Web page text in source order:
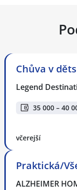
Chůva v
Legend
35 000 – 40
včerejší
Praktická/
ALZHEIMER